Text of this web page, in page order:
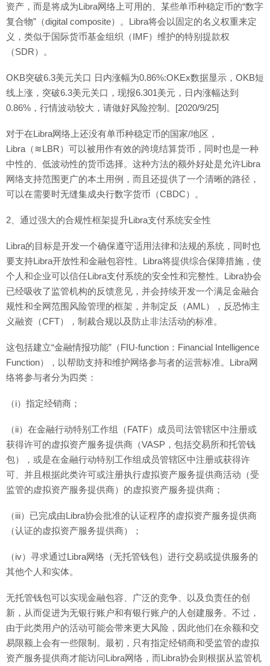
资产，而是将成为Libra网络上可用的、某些单币种稳定币的“数字
复合物”（digital composite）。Libra将会以固定的名义权重来定
义，类似于国际货币基金组织（IMF）维护的特别提款权
（SDR）。
OKB突破6.3美元关口 日内涨幅为0.86%:OKEx数据显示，OKB短
线上涨，突破6.3美元关口，现报6.301美元，日内涨幅达到
0.86%，行情波动较大，请做好风险控制。[2020/9/25]
对于在Libra网络上还没有单币种稳定币的国家/地区，
Libra（≋LBR）可以被用作有效的跨境结算货币，同时也是一种
中性的、低波动性的货币选择。这种方法的额外好处是允许Libra
网络支持范围更广的本土用例，而且还提供了一个清晰的路径，
可以在需要时无缝集成央行数字货币（CBDC）。
2、通过强大的合规性框架提升Libra支付系统安全性
Libra的目标是开发一个确保遵守适用法律和法规的系统，同时也
要支持Libra开放性和金融包容性。Libra将提供综合保障措施，使
个人和企业可以信任Libra支付系统的安全性和完整性。Libra协会
已经吸收了监管机构的反馈意见，并会持续开发一个满足金融合
规性和全网范围风险管理的框架，并制定反（AML），反恐怖主
义融资（CFT），制裁合规以及防止非法活动的标准。
这包括建立“金融情报功能”（FIU-function：Financial Intelligence
Function），以帮助支持和维护网络参与者的运营标准。Libra网
络将参与者分为四类：
（i）指定经销商；
（ii）在金融行动特别工作组（FATF）成员司法管辖区中注册或
获得许可的虚拟资产服务提供商（VASP，包括交易所和托管钱
包），或是在金融行动特别工作组成员管辖区中注册或获得许
可、并且根据此类许可或注册执行虚拟资产服务提供商活动（受
监管的虚拟资产服务提供商）的虚拟资产服务提供商；
（iii）已完成由Libra协会批准的认证程序的虚拟资产服务提供商
（认证的虚拟资产服务提供商）；
（iv）寻求通过Libra网络（无托管钱包）进行交易或提供服务的
其他个人和实体。
无托管钱包可以实现金融包容、广泛的竞争、以及负责任的创
新，从而促进为无银行账户和有银行账户的人创建服务。不过，
由于此类用户的活动可能会带来更大风险，因此他们在余额和交
易限额上会有一些限制。最初，只有指定经销商和受监管的虚拟
资产服务提供商才能访问Libra网络，而Libra协会则根据从监管机